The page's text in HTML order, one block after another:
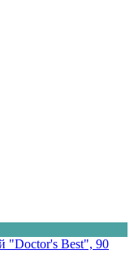
"Doctor's Best", 90